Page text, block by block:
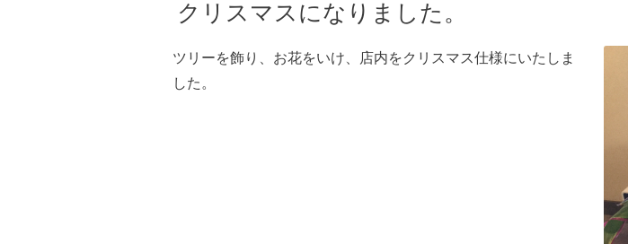
クリスマスになりました。
ツリーを飾り、お花をいけ、店内をクリスマス仕様にいたしま
した。